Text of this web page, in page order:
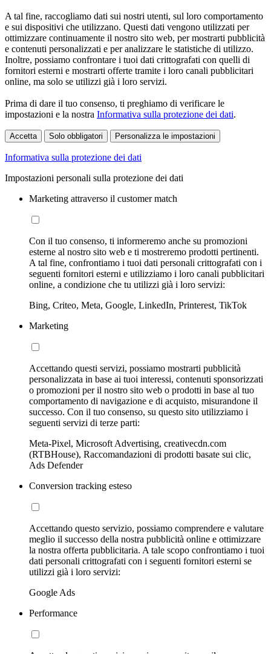
A tal fine, raccogliamo dati sui nostri utenti, sul loro comportamento
e sui dispositivi che utilizzano. Questi dati vengono utilizzati per
ottimizzare continuamente il nostro sito web, per mostrarti pubblicità
e contenuti personalizzati e per analizzare le statistiche di utilizzo.
Inoltre, possiamo confrontare i tuoi dati crittografati con quelli di
fornitori esterni e mostrarti offerte tramite i loro canali pubblicitari
online, ma solo se utilizzi già i loro servizi.
Prima di dare il tuo consenso, ti preghiamo di verificare le
impostazioni e la nostra Informativa sulla protezione dei dati.
Accetta Solo obbligatori Personalizza le impostazioni
Informativa sulla protezione dei dati
Impostazioni personali sulla protezione dei dati
Marketing attraverso il customer match
Con il tuo consenso, ti informeremo anche su promozioni
esterne al nostro sito web e ti mostreremo prodotti pertinenti.
A tal fine, confrontiamo i tuoi dati personali crittografati con i
seguenti fornitori esterni e utilizziamo i loro canali pubblicitari
online, a condizione che tu utilizzi già i loro servizi:
Bing, Criteo, Meta, Google, LinkedIn, Printerest, TikTok
Marketing
Accettando questi servizi, possiamo mostrarti pubblicità
personalizzata in base ai tuoi interessi, contenuti sponsorizzati
o promozioni per il nostro sito web o prodotti in base al tuo
comportamento di navigazione e di acquisto, misurandone il
successo. Con il tuo consenso, su questo sito utilizziamo i
seguenti servizi di terze parti:
Meta-Pixel, Microsoft Advertising, creativecdn.com
(RTBHouse), Raccomandazioni di prodotti basate sui clic,
Ads Defender
Conversion tracking esteso
Accettando questo servizio, possiamo comprendere e valutare
meglio il successo della nostra pubblicità online e ottimizzare
la nostra offerta pubblicitaria. A tale scopo confrontiamo i tuoi
dati personali crittografati con i seguenti fornitori esterni se
utilizzi già i loro servizi:
Google Ads
Performance